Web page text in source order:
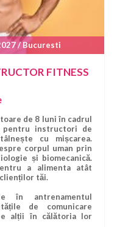
/ Bucuresti
FITNESS
de 8 luni în cadrul
pentru instructori de
cu mișcarea.
corpul uman prin
și biomecanică.
a alimenta atât
tăi.
în antrenamentul
de comunicare
alții în călătoria lor